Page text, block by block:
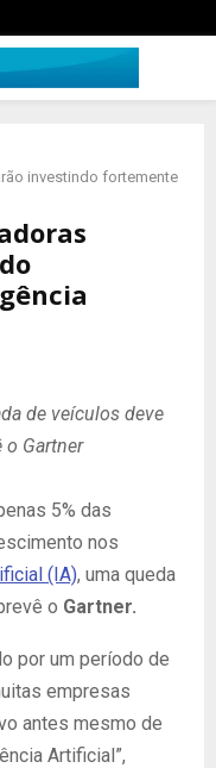
investindo fortemente
de veículos deve
o Gartner
5% das
nos
(IA), uma queda
o Gartner.
por um período de
empresas
antes mesmo de
Artificial”,